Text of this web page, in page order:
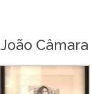
João Câmara